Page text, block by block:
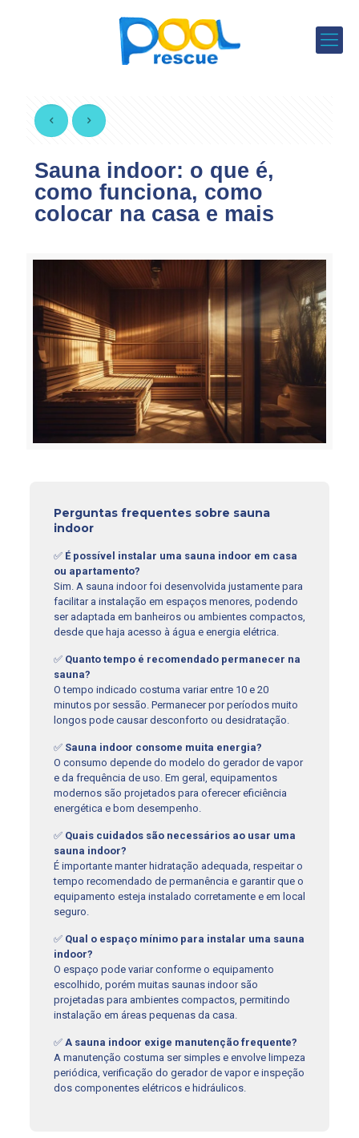
Sauna indoor: o que é,
como funciona, como
colocar na casa e mais
Perguntas frequentes sobre sauna
indoor
✅ É possível instalar uma sauna indoor em casa
ou apartamento?
Sim. A sauna indoor foi desenvolvida justamente para
facilitar a instalação em espaços menores, podendo
ser adaptada em banheiros ou ambientes compactos,
desde que haja acesso à água e energia elétrica.
✅ Quanto tempo é recomendado permanecer na
sauna?
O tempo indicado costuma variar entre 10 e 20
minutos por sessão. Permanecer por períodos muito
longos pode causar desconforto ou desidratação.
✅ Sauna indoor consome muita energia?
O consumo depende do modelo do gerador de vapor
e da frequência de uso. Em geral, equipamentos
modernos são projetados para oferecer eficiência
energética e bom desempenho.
✅ Quais cuidados são necessários ao usar uma
sauna indoor?
É importante manter hidratação adequada, respeitar o
tempo recomendado de permanência e garantir que o
equipamento esteja instalado corretamente e em local
seguro.
✅ Qual o espaço mínimo para instalar uma sauna
indoor?
O espaço pode variar conforme o equipamento
escolhido, porém muitas saunas indoor são
projetadas para ambientes compactos, permitindo
instalação em áreas pequenas da casa.
✅ A sauna indoor exige manutenção frequente?
A manutenção costuma ser simples e envolve limpeza
periódica, verificação do gerador de vapor e inspeção
dos componentes elétricos e hidráulicos.